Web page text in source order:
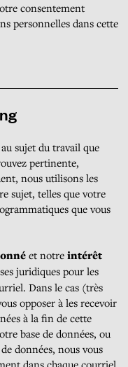
consentement
personnelles dans cette
sujet du travail que
pertinente,
nous utilisons les
sujet, telles que votre
que vous
et notre intérêt
juridiques pour les
Dans le cas (très
opposer à les recevoir
à la fin de cette
base de données, ou
données, nous vous
dans chaque courriel